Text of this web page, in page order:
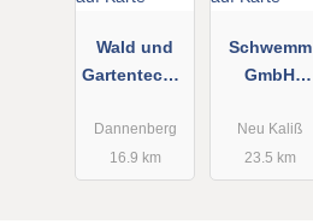
Wald und
Gartentecnik
Sieveritt
Dannenberg
16.9 km
Schwemm
GmbH
u.
Baumaschin
enverleih
Neu Kaliß
23.5 km